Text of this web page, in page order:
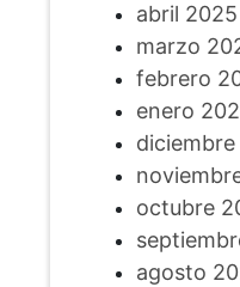
abril 2025
marzo
febrero
enero
octubre
agosto